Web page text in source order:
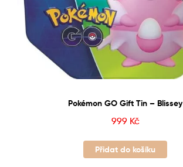
Pokémon GO Gift Tin – Blissey
999 Kč
Přidat do košíku